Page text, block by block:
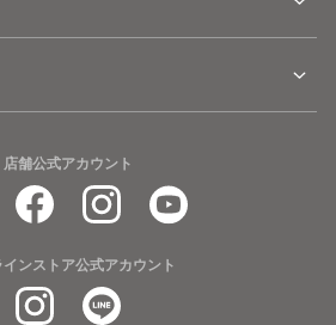
店舗公式アカウント
インストア公式アカウント